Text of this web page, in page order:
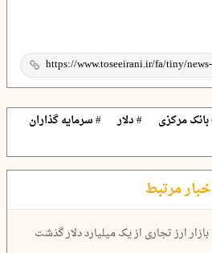
مرکزی # دلار
# سرمایه گذاران
مرتبط
ارز تجاری از یک میلیارد دلار گذشت